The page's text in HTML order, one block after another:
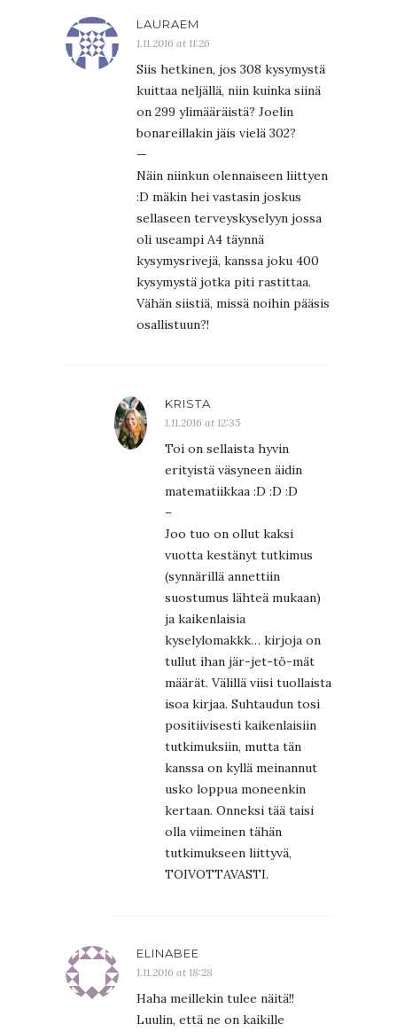
LAURAEM
1.11.2016 at 11:26
Siis hetkinen, jos 308 kysymystä
kuittaa neljällä, niin kuinka siinä
on 299 ylimääräistä? Joelin
bonareillakin jäis vielä 302?
—
Näin niinkun olennaiseen liittyen
:D mäkin hei vastasin joskus
sellaseen terveyskyselyyn jossa
oli useampi A4 täynnä
kysymysrivejä, kanssa joku 400
kysymystä jotka piti rastittaa.
Vähän siistiä, missä noihin pääsis
osallistuun?!
KRISTA
1.11.2016 at 12:35
Toi on sellaista hyvin
erityistä väsyneen äidin
matematiikkaa :D :D :D
–
Joo tuo on ollut kaksi
vuotta kestänyt tutkimus
(synnärillä annettiin
suostumus lähteä mukaan)
ja kaikenlaisia
kyselylomakkk… kirjoja on
tullut ihan jär-jet-tö-mät
määrät. Välillä viisi tuollaista
isoa kirjaa. Suhtaudun tosi
positiivisesti kaikenlaisiin
tutkimuksiin, mutta tän
kanssa on kyllä meinannut
usko loppua moneenkin
kertaan. Onneksi tää taisi
olla viimeinen tähän
tutkimukseen liittyvä,
TOIVOTTAVASTI.
ELINABEE
1.11.2016 at 18:28
Haha meillekin tulee näitä!!
Luulin, että ne on kaikille